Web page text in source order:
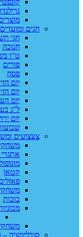
קונפטי
חגים ומועדים
חגי
חנוכה
ט"ו
פורים
פסח
יום
יום
יום
ל"ג
יום
צעצועים
מונופול
קטאן
בובות
סובלימציה